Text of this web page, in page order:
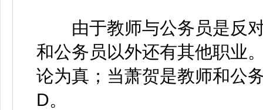
由于教师与公务员是反对
和公务员以外还有其他职业
论为真；当萧贺是教师和公
D。